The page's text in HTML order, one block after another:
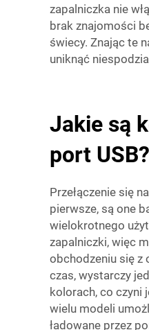
zapalniczka nie
brak znajomości
świecy. Znając te
uniknąć
Jakie są
port USB?
Przełączenie się
pierwsze, są one
wielokrotnego
zapalniczki, więc
obchodzeniu się z
czas, wystarczy
kolorach, co czyni
wielu modeli
ładowane przez